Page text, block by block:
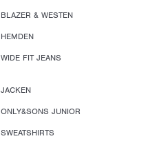
BLAZER & WESTEN
HEMDEN
WIDE FIT JEANS
JACKEN
ONLY&SONS JUNIOR
SWEATSHIRTS